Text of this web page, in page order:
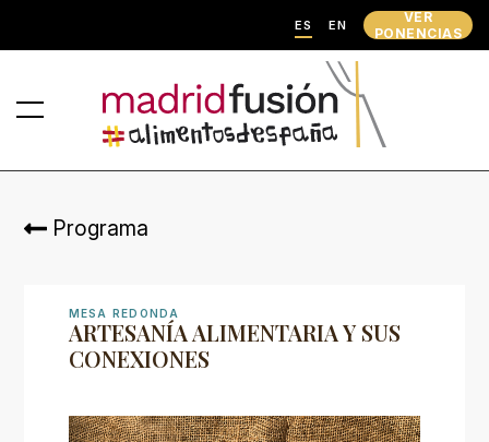
ES EN
VER
PONENCIAS
Programa
MESA REDONDA
ARTESANÍA ALIMENTARIA Y SUS
CONEXIONES